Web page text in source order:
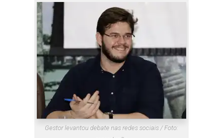
Gestor levantou debate nas redes sociais / Foto: